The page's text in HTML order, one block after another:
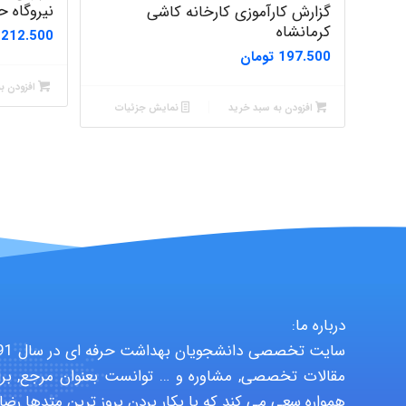
گزارش کارآموزی کارخانه کاشی
کرمانشاه
197.500 تومان
افزودن به سبد خرید نمایش جزئیات
نیروگاه
212.500
افزودن
درباره ما:
مقالات تخصصی, مشاوره و … توانست بعنوان مرجع,